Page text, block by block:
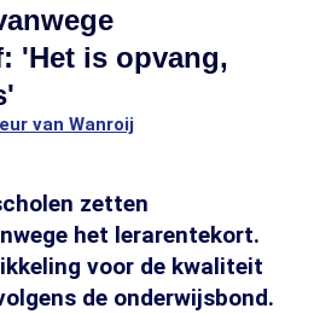
'Het is opvang,
van Wanroij
zetten
het lerarentekort.
voor de kwaliteit
de onderwijsbond.